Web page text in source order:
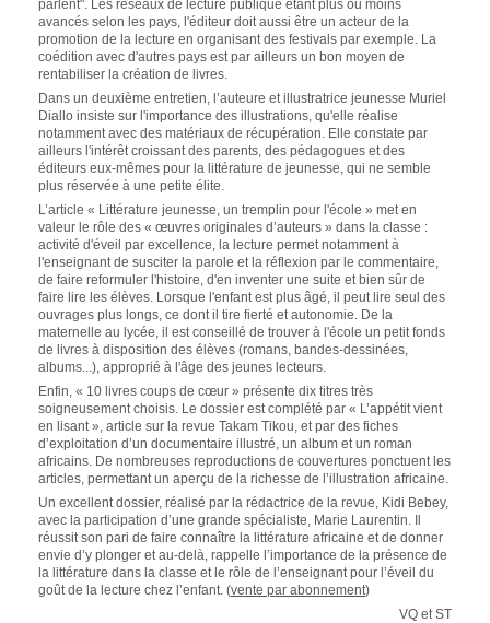
parlent". Les réseaux de lecture publique étant plus ou moins
avancés selon les pays, l'éditeur doit aussi être un acteur de la
promotion de la lecture en organisant des festivals par exemple. La
coédition avec d'autres pays est par ailleurs un bon moyen de
rentabiliser la création de livres.
Dans un deuxième entretien, l’auteure et illustratrice jeunesse Muriel
Diallo insiste sur l'importance des illustrations, qu'elle réalise
notamment avec des matériaux de récupération. Elle constate par
ailleurs l'intérêt croissant des parents, des pédagogues et des
éditeurs eux-mêmes pour la littérature de jeunesse, qui ne semble
plus réservée à une petite élite.
L’article « Littérature jeunesse, un tremplin pour l'école » met en
valeur le rôle des « œuvres originales d’auteurs » dans la classe :
activité d'éveil par excellence, la lecture permet notamment à
l'enseignant de susciter la parole et la réflexion par le commentaire,
de faire reformuler l'histoire, d'en inventer une suite et bien sûr de
faire lire les élèves. Lorsque l'enfant est plus âgé, il peut lire seul des
ouvrages plus longs, ce dont il tire fierté et autonomie. De la
maternelle au lycée, il est conseillé de trouver à l'école un petit fonds
de livres à disposition des élèves (romans, bandes-dessinées,
albums...), approprié à l'âge des jeunes lecteurs.
Enfin, « 10 livres coups de cœur » présente dix titres très
soigneusement choisis. Le dossier est complété par « L’appétit vient
en lisant », article sur la revue Takam Tikou, et par des fiches
d’exploitation d’un documentaire illustré, un album et un roman
africains. De nombreuses reproductions de couvertures ponctuent les
articles, permettant un aperçu de la richesse de l’illustration africaine.
Un excellent dossier, réalisé par la rédactrice de la revue, Kidi Bebey,
avec la participation d’une grande spécialiste, Marie Laurentin. Il
réussit son pari de faire connaître la littérature africaine et de donner
envie d’y plonger et au-delà, rappelle l’importance de la présence de
la littérature dans la classe et le rôle de l’enseignant pour l’éveil du
goût de la lecture chez l’enfant. (vente par abonnement)
VQ et ST